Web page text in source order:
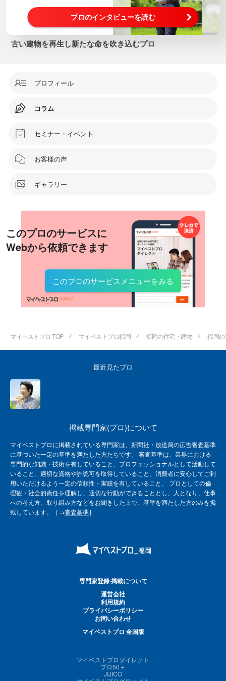
プロのインタビューを読む
古い建物を再生し新たな命を吹き込むプロ
プロフィール
コラム
セミナー・イベント
お客様の声
ギャラリー
このプロのサービスに
Webから依頼できます
このプロのサービスメニューをみる
マイベストプロ TOP マイベストプロ福岡 福岡の住宅・建物 福岡
最近見たプロ
掲載専門家(プロ)について
マイベストプロに掲載されている専門家は、新聞社・放送局の広告審査基準
に基づいた一定の基準を満たした方たちです。 審査基準は、業界における
専門的な知識・技術を有していること、プロフェッショナルとして活動して
いること、適切な資格や許認可を取得していること、消費者に安心してご利
用いただけるよう一定の信頼性・実績を有していること、 プロとしての倫
理観・社会的責任を理解し、適切な行動ができることとし、人となり、仕事
への考え方、取り組み方などをお聞きした上で、基準を満たした方のみを掲
載しています。［→審査基準］
専門家登録·掲載について
運営会社
利用規約
プライバシーポリシー
お問い合わせ
マイベストプロ 全国版
マイベストプロダイレクト
プロ50＋
JIJICO